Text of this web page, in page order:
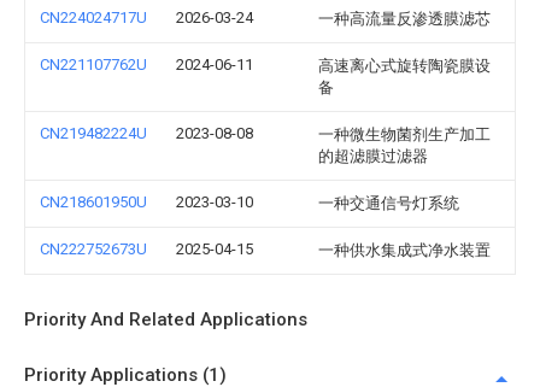
CN224024717U 2026-03-24 一种高流量反渗透膜滤芯
CN221107762U 2024-06-11
高速离心式旋转陶瓷膜设
备
CN219482224U 2023-08-08
一种微生物菌剂生产加工
的超滤膜过滤器
CN218601950U 2023-03-10 一种交通信号灯系统
CN222752673U 2025-04-15 一种供水集成式净水装置
Priority And Related Applications
Priority Applications (1)